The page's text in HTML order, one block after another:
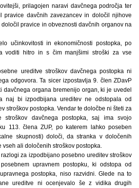
prilagojen naravi davčnega področja ter
pravice davčnih zavezancev in določil njihove
pravice in obveznosti davčnih organov na
učinkovitosti in ekonomičnosti postopka, po
voditi hitro in s čim manjšimi stroški za vse
ureditve stroškov davčnega postopka ni
odgovora. Ta sicer izpostavlja 9. člen ZDavP
davčnega organa bremenijo organ, ki je uvedel
naj bi izpodbijana ureditev ne odstopala od
stroškov postopka. Vendar te določbe ni šteti za
stroškov davčnega postopka, saj ima svojo
113. člena ZUP, po katerem lahko poseben
skupnosti) določi, da stranka v določenih
ali določenih stroškov postopka.
za izpodbijano posebno ureditev stroškov
upravnem postopku, ki odstopa od
postopka, niso razvidni. Glede na to
ureditve ni ocenjevalo še z vidika drugih